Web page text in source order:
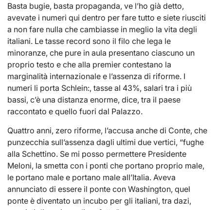
Basta bugie, basta propaganda, ve l’ho già detto,
avevate i numeri qui dentro per fare tutto e siete riusciti
a non fare nulla che cambiasse in meglio la vita degli
italiani. Le tasse record sono il filo che lega le
minoranze, che pure in aula presentano ciascuno un
proprio testo e che alla premier contestano la
marginalità internazionale e l’assenza di riforme. I
numeri li porta Schlein:, tasse al 43%, salari tra i più
bassi, c’è una distanza enorme, dice, tra il paese
raccontato e quello fuori dal Palazzo.
Quattro anni, zero riforme, l’accusa anche di Conte, che
punzecchia sull’assenza dagli ultimi due vertici, “fughe
alla Schettino. Se mi posso permettere Presidente
Meloni, la smetta con i ponti che portano proprio male,
le portano male e portano male all’Italia. Aveva
annunciato di essere il ponte con Washington, quel
ponte è diventato un incubo per gli italiani, tra dazi,